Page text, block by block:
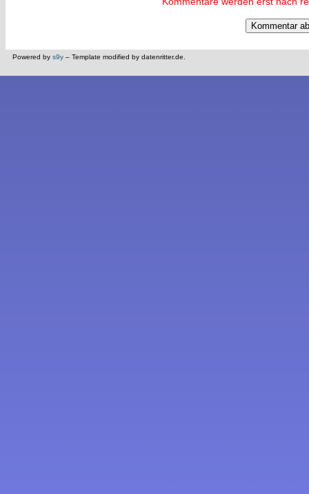
Powered by s9y – Template modified by datenritter.de.